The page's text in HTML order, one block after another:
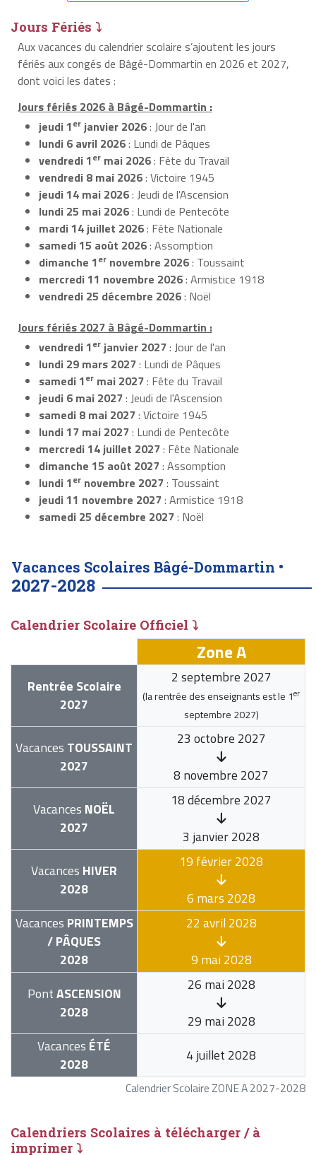
Jours Fériés ⤵
Aux vacances du calendrier scolaire s’ajoutent les jours
fériés aux congés de Bâgé-Dommartin en 2026 et 2027,
dont voici les dates :
Jours fériés 2026 à Bâgé-Dommartin :
jeudi 1er janvier 2026: Jour de l'an
lundi 6 avril 2026: Lundi de Pâques
vendredi 1er mai 2026: Fête du Travail
vendredi 8 mai 2026: Victoire 1945
jeudi 14 mai 2026: Jeudi de l'Ascension
lundi 25 mai 2026: Lundi de Pentecôte
mardi 14 juillet 2026: Fête Nationale
samedi 15 août 2026: Assomption
dimanche 1er novembre 2026: Toussaint
mercredi 11 novembre 2026: Armistice 1918
vendredi 25 décembre 2026: Noël
Jours fériés 2027 à Bâgé-Dommartin :
vendredi 1er janvier 2027: Jour de l'an
lundi 29 mars 2027: Lundi de Pâques
samedi 1er mai 2027: Fête du Travail
jeudi 6 mai 2027: Jeudi de l'Ascension
samedi 8 mai 2027: Victoire 1945
lundi 17 mai 2027: Lundi de Pentecôte
mercredi 14 juillet 2027: Fête Nationale
dimanche 15 août 2027: Assomption
lundi 1er novembre 2027: Toussaint
jeudi 11 novembre 2027: Armistice 1918
samedi 25 décembre 2027: Noël
Vacances Scolaires Bâgé-Dommartin •
2027-2028
Calendrier Scolaire Officiel ⤵
Calendrier Scolaire ZONE A 2027-2028
Zone A
Rentrée Scolaire
2027
2 septembre 2027
(la rentrée des enseignants est le 1er
septembre 2027)
Vacances TOUSSAINT
2027
23 octobre 2027
8 novembre 2027
Vacances NOËL
2027
18 décembre 2027
3 janvier 2028
Vacances HIVER
2028
19 février 2028
6 mars 2028
Vacances PRINTEMPS
/ PÂQUES
2028
22 avril 2028
9 mai 2028
PontASCENSION
2028
26 mai 2028
29 mai 2028
Vacances ÉTÉ
2028
4 juillet 2028
Calendriers Scolaires à télécharger / à
imprimer ⤵